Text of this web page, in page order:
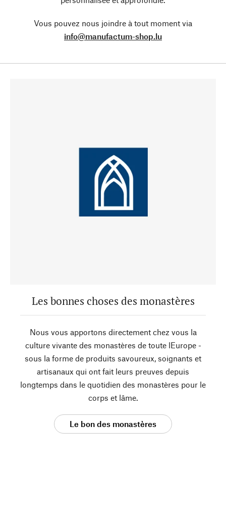
Vous pouvez nous joindre à tout moment via
info@manufactum-shop.lu
Les bonnes choses des monastères
Nous vous apportons directement chez vous la
culture vivante des monastères de toute lEurope -
sous la forme de produits savoureux, soignants et
artisanaux qui ont fait leurs preuves depuis
longtemps dans le quotidien des monastères pour le
corps et lâme.
Le bon des monastères